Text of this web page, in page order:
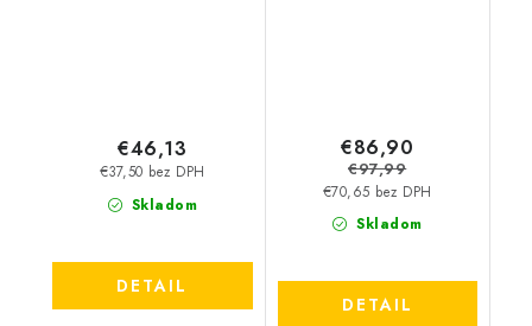
Skladom
€37,50 bez DPH
€46,13
DETAIL
Skladom
€70,65 bez DPH
€86,90
€97,99
DETAIL